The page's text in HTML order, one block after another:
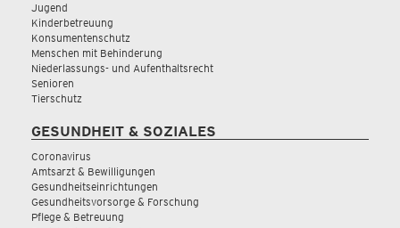
Jugend
Kinderbetreuung
Konsumentenschutz
Menschen mit Behinderung
Niederlassungs- und Aufenthaltsrecht
Senioren
Tierschutz
GESUNDHEIT & SOZIALES
Coronavirus
Amtsarzt & Bewilligungen
Gesundheitseinrichtungen
Gesundheitsvorsorge & Forschung
Pflege & Betreuung